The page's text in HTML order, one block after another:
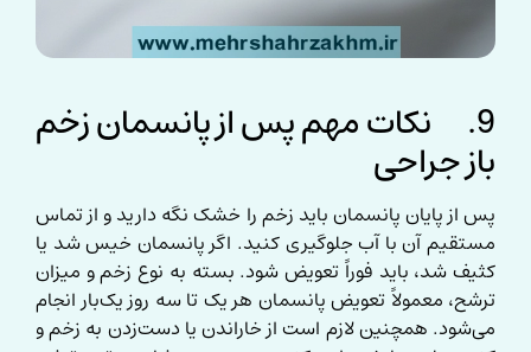
9. نکات مهم پس از پانسمان زخم
باز جراحی
پس از پایان پانسمان باید زخم را خشک نگه دارید و از تماس
مستقیم آن با آب جلوگیری کنید. اگر پانسمان خیس شد یا
کثیف شد، باید فوراً تعویض شود. بسته به نوع زخم و میزان
ترشح، معمولاً تعویض پانسمان هر یک تا سه روز یک‌بار انجام
می‌شود. همچنین لازم است از خاراندن یا دست‌زدن به زخم و